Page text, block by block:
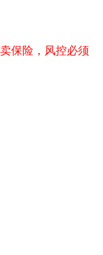
保险，风控必须